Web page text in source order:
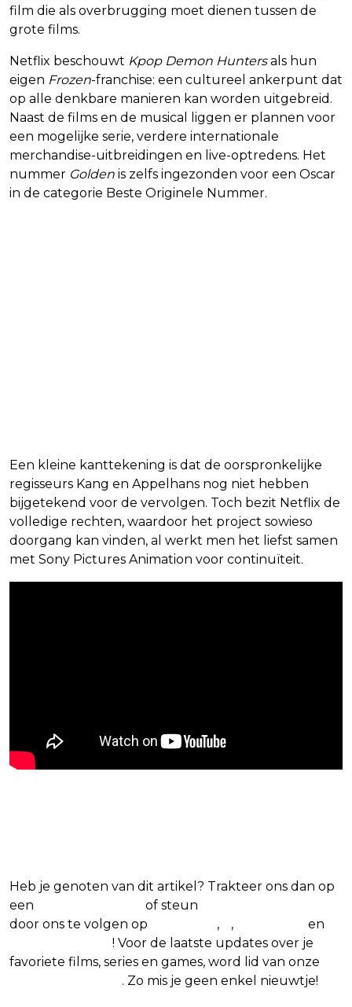
film die als overbrugging moet dienen tussen de
grote films.
Netflix beschouwt Kpop Demon Huntersals hun
eigen Frozen-franchise: een cultureel ankerpunt dat
op alle denkbare manieren kan worden uitgebreid.
Naast de films en de musical liggen er plannen voor
een mogelijke serie, verdere internationale
merchandise-uitbreidingen en live-optredens. Het
nummer Golden is zelfs ingezonden voor een Oscar
in de categorie Beste Originele Nummer.
Een kleine kanttekening is dat de oorspronkelijke
regisseurs Kang en Appelhans nog niet hebben
bijgetekend voor de vervolgen. Toch bezit Netflix de
volledige rechten, waardoor het project sowieso
doorgang kan vinden, al werkt men het liefst samen
met Sony Pictures Animation voor continuïteit.
Heb je genoten van dit artikel? Trakteer ons dan op
een
of steun
door ons te volgen op
, ,
en
! Voor de laatste updates over je
favoriete films, series en games, word lid van onze
. Zo mis je geen enkel nieuwtje!